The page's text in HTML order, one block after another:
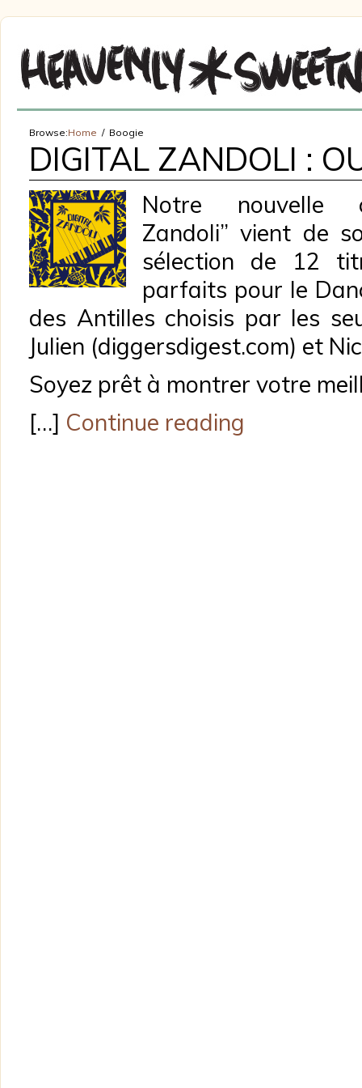
Browse:Home Boogie
DIGITAL ZANDOLI :
Notre nouvelle
Zandoli” vient de
sélection de 12
parfaits pour le
des Antilles choisis par les
Julien (diggersdigest.com) et
Soyez prêt à montrer votre
[…] Continue reading